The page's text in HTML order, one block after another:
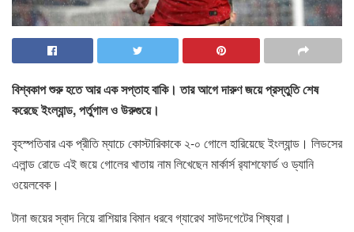
বিশ্বকাপ শুরু হতে আর এক সপ্তাহ বাকি। তার আগে দারুণ জয়ে প্রস্তুতি শেষ
করেছে ইংল্যান্ড, পর্তুগাল ও উরুগুয়ে।
বৃহস্পতিবার এক প্রীতি ম্যাচে কোস্টারিকাকে ২-০ গোলে হারিয়েছে ইংল্যান্ড। লিডসের
এলান্ড রোডে এই জয়ে গোলের খাতায় নাম লিখেছেন মার্কার্স র‌্যাশফোর্ড ও ড্যানি
ওয়েলবেক।
টানা জয়ের স্বাদ নিয়ে রাশিয়ার বিমান ধরবে গ্যারেথ সাউদগেটের শিষ্যরা।